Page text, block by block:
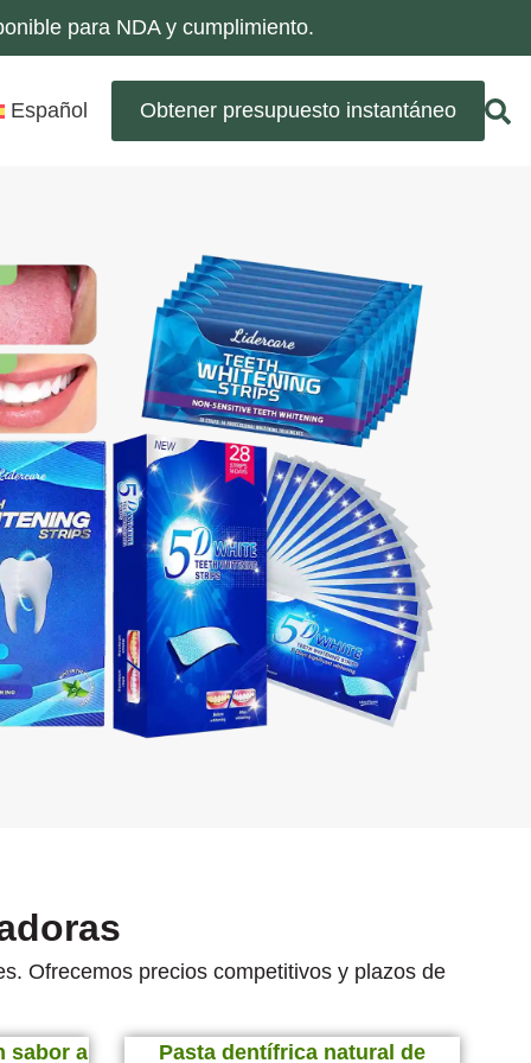
para NDA y cumplimiento.
Español Obtener presupuesto instantáneo
Ofrecemos precios competitivos y plazos de
sabor a
Pasta dentífrica natural de